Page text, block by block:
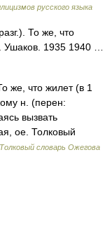
русского языка
То же, что
1935 1940 …
же, что жилет (в 1
н. (перен:
вызвать
ое. Толковый
Толковый словарь Ожегова